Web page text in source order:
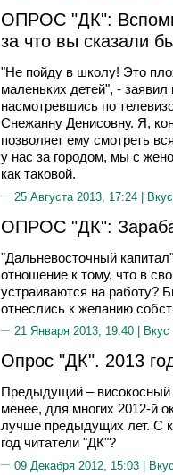
ОПРОС "ДК":
за что вы сказали
"Не пойду в школу! Это
маленьких детей", -
насмотревшись по
Снежанну Денисовну. Я,
позволяет ему смотреть
у нас за городом, мы с
как таковой.
25 Августа 2013, 17:24 |
ОПРОС "ДК":
"Дальневосточный
отношение к тому, что в
устраиваются на работу?
отнеслись к желанию
21 Января 2013, 19:40 | Вкус
Опрос "ДК". 2013
Предыдущий – високосный
менее, для многих 2012-й
лучше предыдущих лет. С
год читатели "ДК"?
09 Декабря 2012, 15:03 |